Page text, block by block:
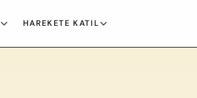
HAREKETE KATIL